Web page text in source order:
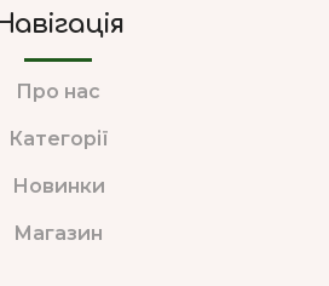
Про нас
Категорії
Новинки
Магазин